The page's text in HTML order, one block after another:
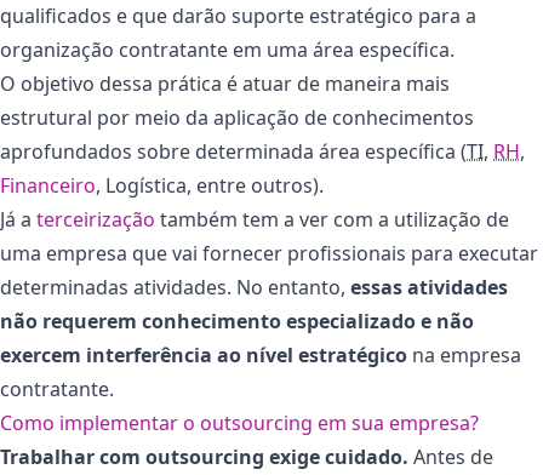
qualificados e que darão suporte estratégico para a
organização contratante em uma área específica.
O objetivo dessa prática é atuar de maneira mais
estrutural por meio da aplicação de conhecimentos
aprofundados sobre determinada área específica (TI, RH,
Financeiro, Logística, entre outros).
Já a terceirização também tem a ver com a utilização de
uma empresa que vai fornecer profissionais para executar
determinadas atividades. No entanto, essas atividades
não requerem conhecimento especializado e não
exercem interferência ao nível estratégico na empresa
contratante.
Como implementar o outsourcing em sua empresa?
Trabalhar com outsourcing exige cuidado. Antes de